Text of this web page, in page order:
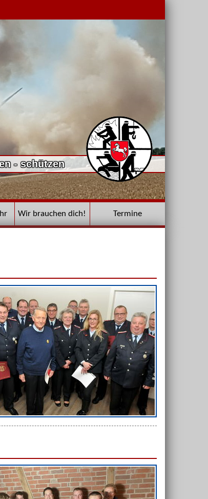
- schützen
Wir brauchen dich! Termine